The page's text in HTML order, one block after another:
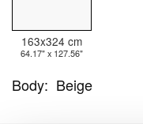
163x324 cm
64.17" x 127.56"
Body: Beige